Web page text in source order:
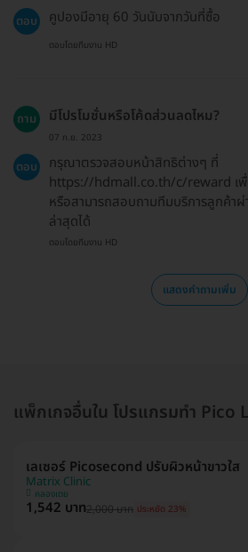
ตอบ คูปองมีอายุ 60 วันนับจากวันที่ซื้อ
ตอบโดยทีมงาน HD
ถาม มีโปรโมชั่นหรือโค้ดส่วนลดไหม?
07 ก.ย. 2023
ตอบ
กรุณาตรวจสอบหน้าสิทธิต่างๆ ที่
https://hdmall.co.th/c/reward เพื่อ
หรือสามารถสอบถามทีมบริการลูกค้า
ล่าสุดได้
ตอบโดยทีมงาน HD
แสดงคำถามเพิ่ม
แพ็กเกจอื่นใน โปรแกรมทำ Pico
เลเซอร์ Picosecond ปรับผิวหน้าขาวใส
Matrix Clinic
คลองเตย
1,542 บาท2,000 บาท ประหยัด 23%